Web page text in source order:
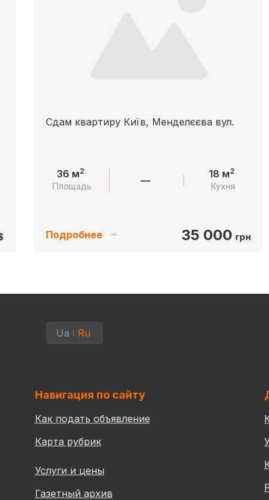
Сдам квартиру Київ, Менделєєва вул.
36 м2
Площадь —
18 м2
Кухня
Подробнее 35 000 грн
Ua Ru
Навигация по сайту
Как подать объявление
Карта рубрик
Услуги и цены
Газетный архив